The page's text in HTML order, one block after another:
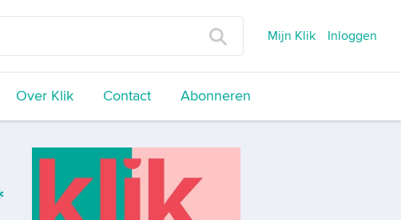
Mijn Klik Inloggen
Over Klik Contact Abonneren